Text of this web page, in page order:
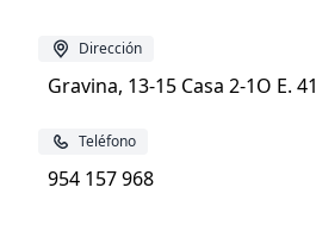
Dirección
Gravina, 13-15 Casa 2-1O E.
Teléfono
954 157 968